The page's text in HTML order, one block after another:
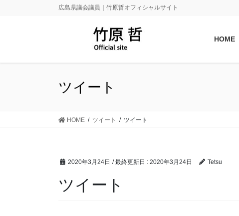
広島県議会議員｜竹原哲オフィシャルサイト
HOME
ツイート
HOME ツイート ツイート
2020年3月24日 / 最終更新日 : 2020年3月24日 Tetsu
ツイート